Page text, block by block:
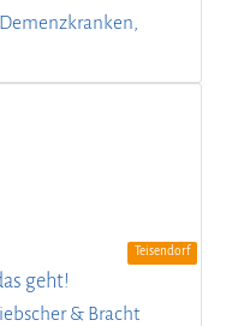
Teisendorf
geht!
& Bracht